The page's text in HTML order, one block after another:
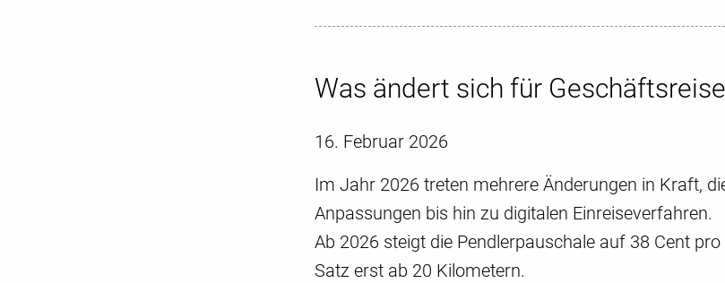
Was ändert sich für
16. Februar 2026
Im Jahr 2026 treten mehrere Änderungen in Kraft,
Anpassungen bis hin zu digitalen Einreiseverfahren.
Ab 2026 steigt die Pendlerpauschale auf 38 Cent
Satz erst ab 20 Kilometern.